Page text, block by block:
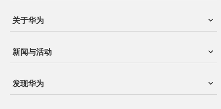
关于华为
新闻与活动
发现华为